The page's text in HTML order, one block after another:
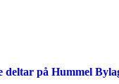
deltar på Hummel